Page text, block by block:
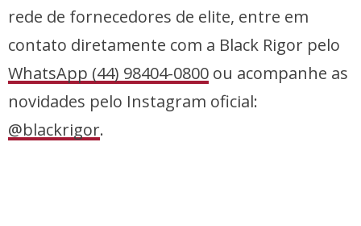
rede de fornecedores de elite, entre em
contato diretamente com a Black Rigor pelo
WhatsApp (44) 98404-0800 ou acompanhe as
novidades pelo Instagram oficial:
@blackrigor.